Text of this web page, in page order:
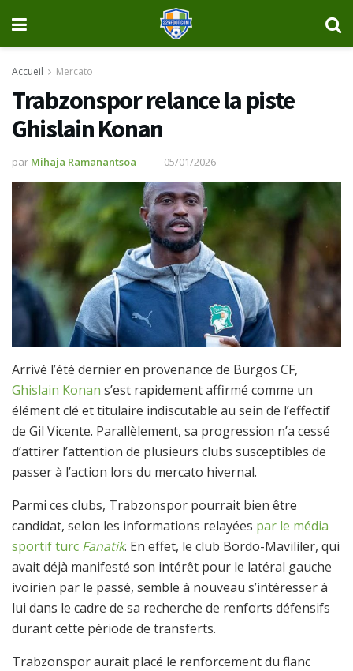
Accueil Mercato
Trabzonspor relance la piste
Ghislain Konan
par Mihaja Ramanantsoa 05/01/2026
Arrivé l’été dernier en provenance de Burgos CF,
Ghislain Konan s’est rapidement affirmé comme un
élément clé et titulaire indiscutable au sein de l’effectif
de Gil Vicente. Parallèlement, sa progression n’a cessé
d’attirer l’attention de plusieurs clubs susceptibles de
passer à l’action lors du mercato hivernal.
Parmi ces clubs, Trabzonspor pourrait bien être
candidat, selon les informations relayées par le média
sportif turc Fanatik. En effet, le club Bordo-Mavililer, qui
avait déjà manifesté son intérêt pour le latéral gauche
ivoirien par le passé, semble à nouveau s’intéresser à
lui dans le cadre de sa recherche de renforts défensifs
durant cette période de transferts.
Trabzonspor aurait placé le renforcement du flanc